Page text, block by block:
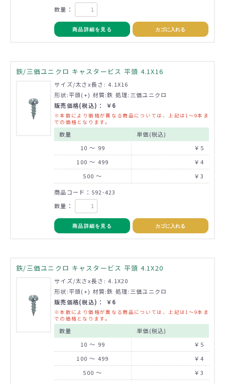
数量：
商品詳細を見る カゴに入れる
鉄/三価ユニクロ キャスタービス 平頭 4.1X16
サイズ/太さx長さ: 4.1X16
形状:平頭(+) 材質:鉄 処理:三価ユニクロ
販売価格(税込)： ￥6
※本数により価格が異なる商品については、上記は1～9本ま
での価格となります。
数量
単価(税込)
10 ～ 99
￥5
100 ～ 499
￥4
500 ～
￥3
商品コード：592-423
数量：
商品詳細を見る カゴに入れる
鉄/三価ユニクロ キャスタービス 平頭 4.1X20
サイズ/太さx長さ: 4.1X20
形状:平頭(+) 材質:鉄 処理:三価ユニクロ
販売価格(税込)： ￥6
※本数により価格が異なる商品については、上記は1～9本ま
での価格となります。
数量
単価(税込)
10 ～ 99
￥5
100 ～ 499
￥4
500 ～
￥3